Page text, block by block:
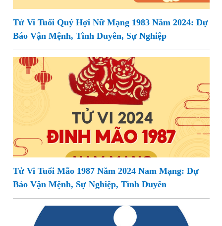
Tử Vi Tuổi Quý Hợi Nữ Mạng 1983 Năm 2024: Dự
Báo Vận Mệnh, Tình Duyên, Sự Nghiệp
Tử Vi Tuổi Mão 1987 Năm 2024 Nam Mạng: Dự
Báo Vận Mệnh, Sự Nghiệp, Tình Duyên